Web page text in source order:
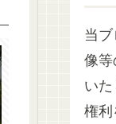
当
像等
いた
権利